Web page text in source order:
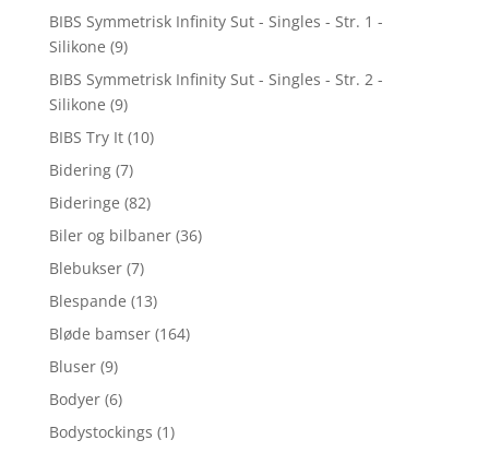
BIBS Symmetrisk Infinity Sut - Singles - Str. 1 -
Silikone (9)
BIBS Symmetrisk Infinity Sut - Singles - Str. 2 -
Silikone (9)
BIBS Try It (10)
Bidering (7)
Bideringe (82)
Biler og bilbaner (36)
Blebukser (7)
Blespande (13)
Bløde bamser (164)
Bluser (9)
Bodyer (6)
Bodystockings (1)